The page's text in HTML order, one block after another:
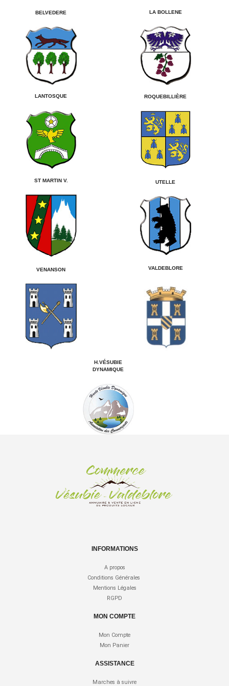
BELVEDERE LA BOLLENE
LANTOSQUE ROQUEBILLIÈRE
ST MARTIN V. UTELLE
VENANSON VALDEBLORE
H.VÉSUBIE
DYNAMIQUE
INFORMATIONS
A propos
Conditions Générales
Mentions Légales
RGPD
MON COMPTE
Mon Compte
Mon Panier
ASSISTANCE
Marches à suivre